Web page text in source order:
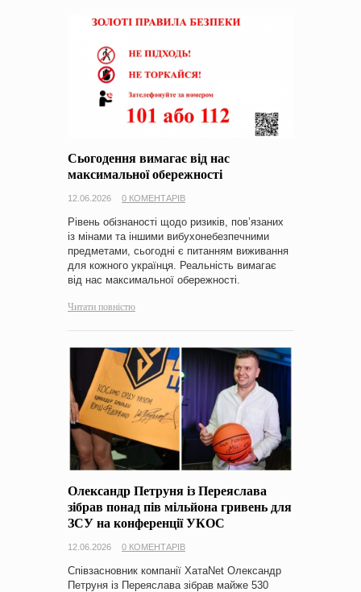
Сьогодення вимагає від нас
максимальної обережності
12.06.2026 0 КОМЕНТАРІВ
Рівень обізнаності щодо ризиків, пов’язаних
із мінами та іншими вибухонебезпечними
предметами, сьогодні є питанням виживання
для кожного українця. Реальність вимагає
від нас максимальної обережності.
Читати повністю
Олександр Петруня із Переяслава
зібрав понад пів мільйона гривень для
ЗСУ на конференції УКОС
12.06.2026 0 КОМЕНТАРІВ
Співзасновник компанії ХатаNet Олександр
Петруня із Переяслава зібрав майже 530